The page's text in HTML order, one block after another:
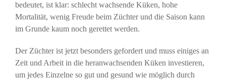
bedeutet, ist klar: schlecht wachsende Küken, hohe
Mortalität, wenig Freude beim Züchter und die Saison kann
im Grunde kaum noch gerettet werden.
Der Züchter ist jetzt besonders gefordert und muss einiges an
Zeit und Arbeit in die heranwachsenden Küken investieren,
um jedes Einzelne so gut und gesund wie möglich durch